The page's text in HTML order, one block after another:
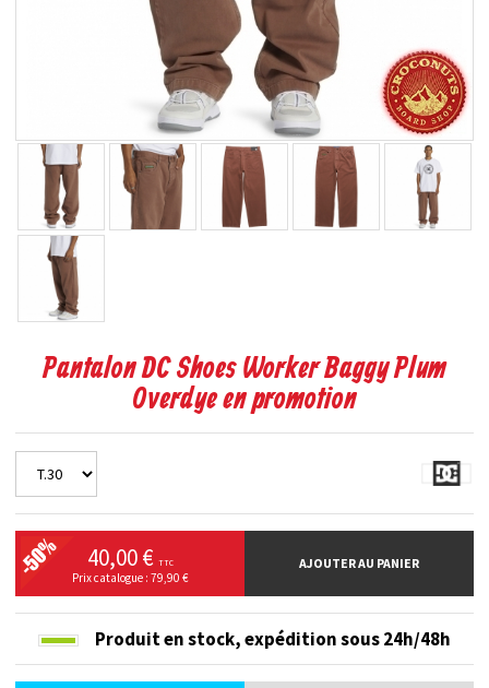
Pantalon DC Shoes Worker Baggy Plum
Overdye en promotion
40,00 € TTC
Prix catalogue : 79,90 €
AJOUTER AU PANIER
Produit en stock,expédition sous 24h/48h